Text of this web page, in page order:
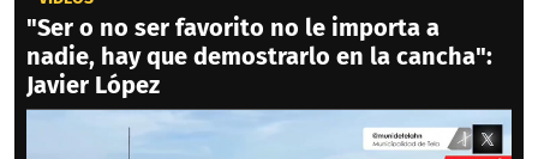
"Ser o no ser favorito no le importa a
nadie, hay que demostrarlo en la cancha":
Javier López